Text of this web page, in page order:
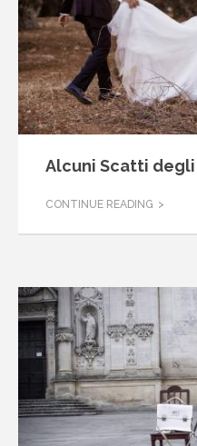
Alcuni Scatti
CONTINUE READING